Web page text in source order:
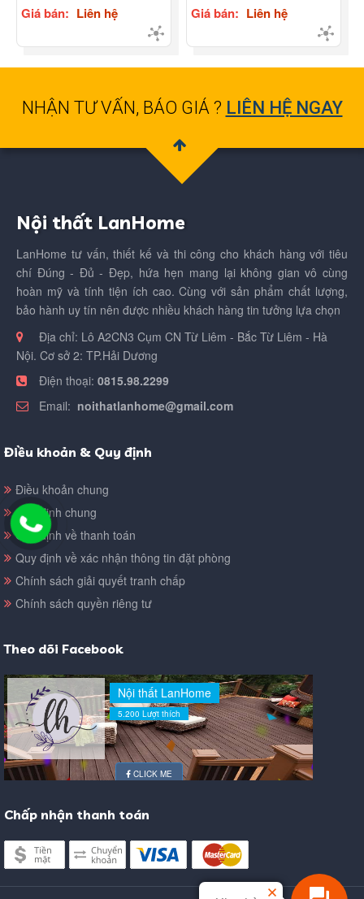
Giá bán: Liên hệ Giá bán: Liên hệ
NHẬN TƯ VẤN, BÁO GIÁ ? LIÊN HỆ NGAY
Nội thất LanHome
LanHome tư vấn, thiết kế và thi công cho khách hàng với tiêu
chí Đúng - Đủ - Đẹp, hứa hẹn mang lại không gian vô cùng
hoàn mỹ và tính tiện ích cao. Cùng với sản phẩm chất lượng,
bảo hành uy tín nên được nhiều khách hàng tin tưởng lựa chọn
Địa chỉ: Lô A2CN3 Cụm CN Từ Liêm - Bắc Từ Liêm - Hà
Nội. Cơ sở 2: TP.Hải Dương
Điện thoại: 0815.98.2299
Email: noithatlanhome@gmail.com
Điều khoản & Quy định
Điều khoản chung
Quy định chung
Quy định về thanh toán
Quy định về xác nhận thông tin đặt phòng
Chính sách giải quyết tranh chấp
Chính sách quyền riêng tư
Theo dõi Facebook
Nội thất LanHome
5.200 Lượt thích
CLICK ME
Chấp nhận thanh toán